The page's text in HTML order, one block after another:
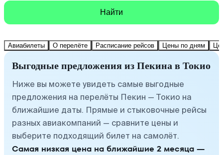
Найти
Авиабилеты О перелёте Расписание рейсов Цены по дням
Выгодные предложения из Пекина в Токио
Ниже вы можете увидеть самые выгодные
предложения на перелёты Пекин — Токио на
ближайшие даты. Прямые и стыковочные рейсы
разных авиакомпаний — сравните цены и
выберите подходящий билет на самолёт.
Самая низкая цена на ближайшие 2 месяца —